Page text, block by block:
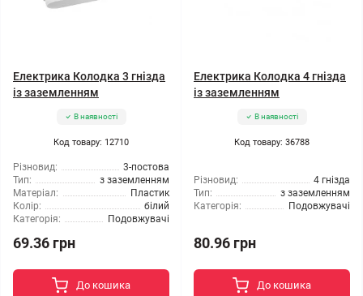
Електрика Колодка 3 гнізда
із заземленням
В наявності
Код товару: 12710
Різновид:
3-постова
Тип:
з заземленням
Матеріал:
Пластик
Колір:
білий
Категорія:
Подовжувачі
69.36 грн
До кошика
Електрика Колодка 4 гнізда
із заземленням
В наявності
Код товару: 36788
Різновид:
4 гнізда
Тип:
з заземленням
Категорія:
Подовжувачі
80.96 грн
До кошика